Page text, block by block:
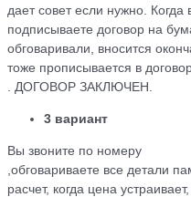
дает совет если нужно. Когда
подписываете договор на
обговаривали, вносится
тоже прописывается в
. ДОГОВОР ЗАКЛЮЧЕН.
3 вариант
Вы звоните по номеру
,обговариваете все детали
расчет, когда цена